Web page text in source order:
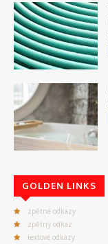
GOLDEN LINKS
zpětné odkazy
zpětný odkaz
textové odkazy